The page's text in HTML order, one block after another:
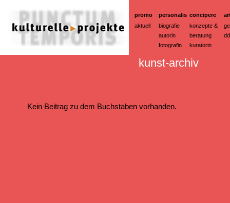
promo
aktuell
personalis
biografie
autorin
fotografin
concipere
konzepte &
beratung
kuratorin
kunst-archiv
Kein Beitrag zu dem Buchstaben vorhanden.